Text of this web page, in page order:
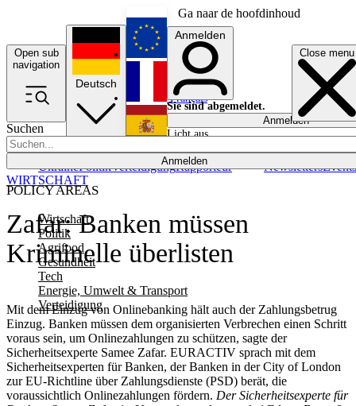
Ga naar de hoofdinhoud
Open sub
navigation
Close menu
Suchen
Anmelden
POLICY AREAS
Wirtschaft
Politik
Agrifood
Gesundheit
Tech
Energie, Umwelt & Transport
Verteidigung
UkrainePolitikVerteidigungRapporteur NewslettersEvents
Deutsch
English
Français
Anmelden
Sie sind abgemeldet.
Anmelden
Licht aus
Zafar: Banken müssen
Kriminelle überlisten
Mit dem Einzug von Onlinebanking hält auch der Zahlungsbetrug
Einzug. Banken müssen dem organisierten Verbrechen einen Schritt
voraus sein, um Onlinezahlungen zu schützen, sagte der
Sicherheitsexperte Samee Zafar. EURACTIV sprach mit dem
Sicherheitsexperten für Banken, der Banken in der City of London
zur EU-Richtline über Zahlungsdienste (PSD) berät, die
voraussichtlich Onlinezahlungen fördern. Der Sicherheitsexperte für
WIRTSCHAFT